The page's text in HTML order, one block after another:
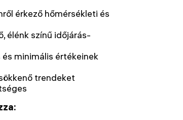
érkező hőmérsékleti és
élénk színű időjárás-
minimális értékeinek
trendeket